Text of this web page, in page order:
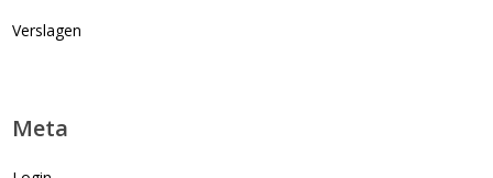
Verslagen
Meta